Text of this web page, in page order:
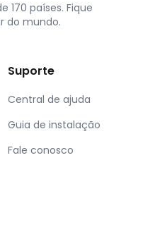
170 países. Fique
do mundo.
Suporte
Central de ajuda
Guia de instalação
Fale conosco